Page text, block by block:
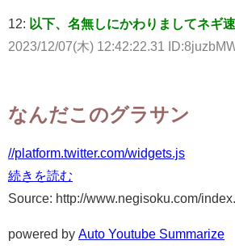
12: 以下、名無しにかわりましてネギ
2023/12/07(木) 12:42:22.31
なんだこのグラサン
//platform.twitter.com/widgets.js
続きを読む
Source: http://www.negisoku.com/
powered by Auto Youtube Summarize